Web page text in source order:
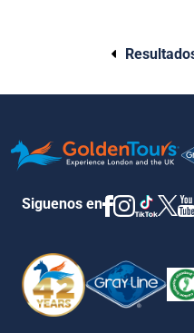
Siguenos en